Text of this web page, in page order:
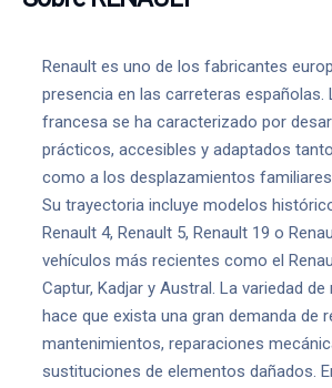
Renault es uno de los fabricantes
presencia en las carreteras españolas.
francesa se ha caracterizado por
prácticos, accesibles y adaptados
como a los desplazamientos
Su trayectoria incluye modelos
Renault 4, Renault 5, Renault 19 o
vehículos más recientes como el
Captur, Kadjar y Austral. La variedad
hace que exista una gran demanda de
mantenimientos, reparaciones
sustituciones de elementos dañados.